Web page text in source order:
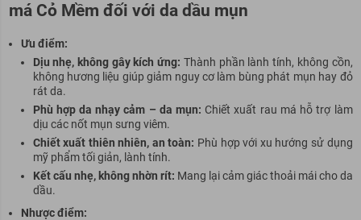
má Cỏ Mềm đối với da dầu mụn
Ưu điểm:
Dịu nhẹ, không gây kích ứng: Thành phần lành tính, không cồn,
không hương liệu giúp giảm nguy cơ làm bùng phát mụn hay đỏ
rát da.
Phù hợp da nhạy cảm – da mụn: Chiết xuất rau má hỗ trợ làm
dịu các nốt mụn sưng viêm.
Chiết xuất thiên nhiên, an toàn: Phù hợp với xu hướng sử dụng
mỹ phẩm tối giản, lành tính.
Kết cấu nhẹ, không nhờn rít: Mang lại cảm giác thoải mái cho da
dầu.
Nhược điểm: